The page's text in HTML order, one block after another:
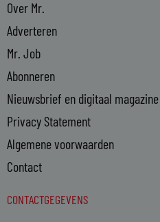
Over Mr.
Adverteren
Mr. Job
Abonneren
Nieuwsbrief en digitaal magazine
Privacy Statement
Algemene voorwaarden
Contact
CONTACTGEGEVENS